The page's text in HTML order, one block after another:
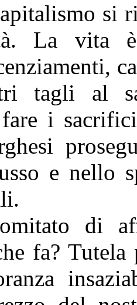
si
La vita
tagli al
i
e nello
di
fa?